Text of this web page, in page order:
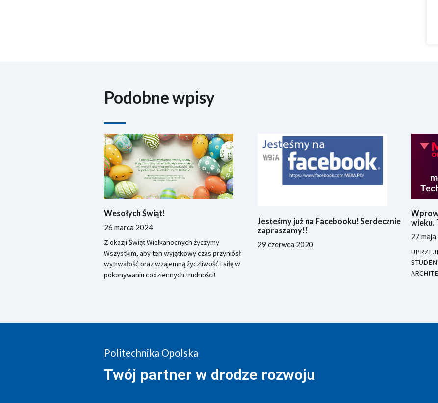
Podobne wpisy
Wesołych Świąt!
26 marca 2024
Z okazji Świąt Wielkanocnych życzymy
Wszystkim, aby ten wyjątkowy czas przyniósł
wytrwałość oraz wzajemną życzliwość i siłę w
pokonywaniu codziennych trudności!
Jesteśmy już na Facebooku! Serdecznie
zapraszamy!!
29 czerwca 2020
wieku.
27
Politechnika Opolska
Twój partner w drodze rozwoju